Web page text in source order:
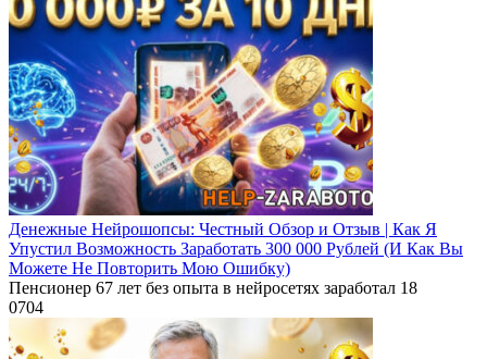
Денежные Нейрошопсы: Честный Обзор и Отзыв | Как Я
Упустил Возможность Заработать 300 000 Рублей (И Как Вы
Можете Не Повторить Мою Ошибку)
Пенсионер 67 лет без опыта в нейросетях заработал 18
0704